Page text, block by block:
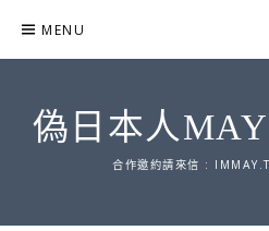
content
MENU
偽日本人
合作邀約請來信 :